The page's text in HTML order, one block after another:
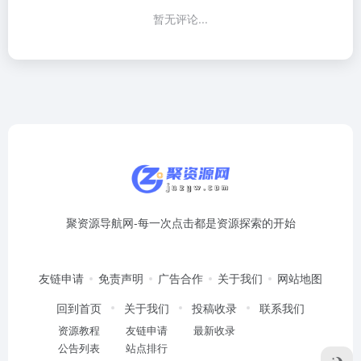
暂无评论...
聚资源导航网-每一次点击都是资源探索的开始
友链申请 免责声明 广告合作 关于我们
网站地图
回到首页
资源教程
公告列表
关于我们
友链申请
站点排行
投稿收录
最新收录
联系我们